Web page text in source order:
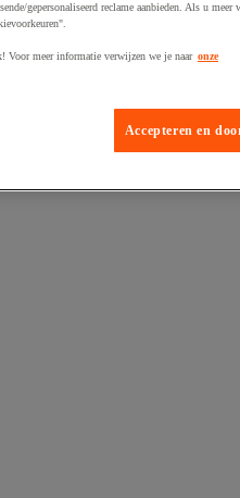
gepersonaliseerd reclame aanbieden. Als u meer
Voor meer informatie verwijzen we je naar onze
Accepteren en